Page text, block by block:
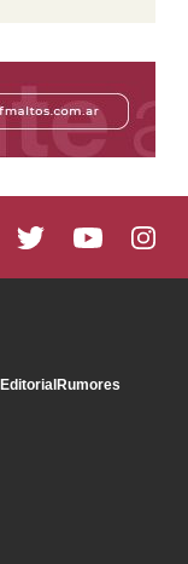
Editorial Rumores